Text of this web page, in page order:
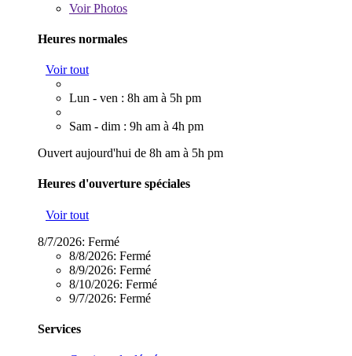
VoirPhotos
Heures normales
Voir tout
Lun - ven : 8h am à 5h pm
Sam - dim : 9h am à 4h pm
Ouvert aujourd'hui de 8h am à 5h pm
Heures d'ouverture spéciales
Voir tout
8/7/2026: Fermé
8/8/2026: Fermé
8/9/2026: Fermé
8/10/2026: Fermé
9/7/2026: Fermé
Services